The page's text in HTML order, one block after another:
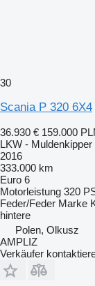
30
Scania P 320 6X4
36.930 € 159.000
LKW - Muldenkipper
2016
333.000 km
Euro 6
Motorleistung 320
Feder/Feder Marke
hintere
Polen, Olkusz
AMPLIZ
Verkäufer